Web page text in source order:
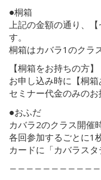
●桐箱
上記の金額の通り、
す。
桐箱はカバラ1のクラ
【桐箱をお持ちの方】
お申し込み時に【桐箱
セミナー代金のみのお
●おふだ
カバラ2のクラス開催
各回参加するごとに1
カードに「カバラス